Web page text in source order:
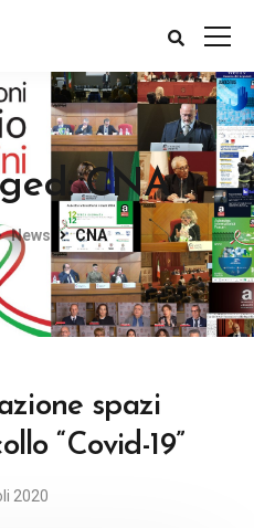
CNA
News CNA
spazi
“Covid-19”
2020